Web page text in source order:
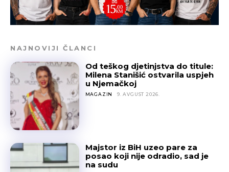
NAJNOVIJI ČLANCI
Od teškog djetinjstva do titule:
Milena Stanišić ostvarila uspjeh
u Njemačkoj
MAGAZIN 9. AVGUST 2026.
Majstor iz BiH uzeo pare za
posao koji nije odradio, sad je
na sudu